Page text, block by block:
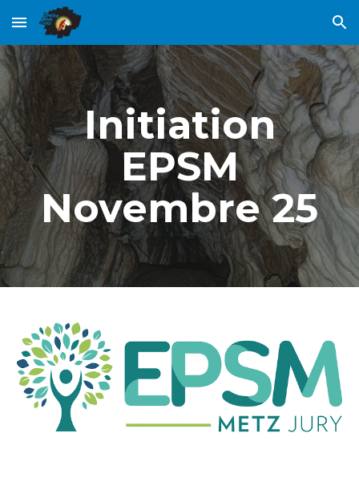
Skip to main content Skip to navigation
Initiation
EPSM
Novembre 25